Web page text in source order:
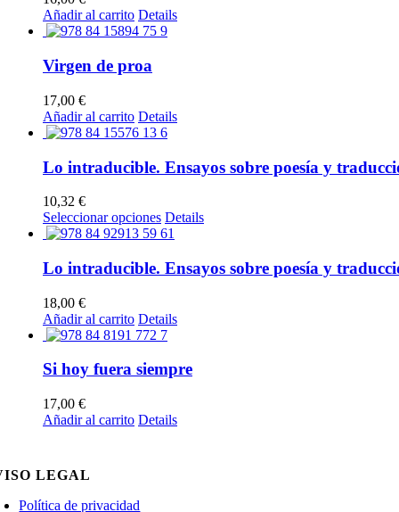
Añadir al carrito Details
Virgen de proa
17,00 €
Añadir al carrito Details
Lo intraducible. Ensayos sobre poesía y
10,32 €
Seleccionar opciones Este
producto
múltiples
variantes.
opciones
se
pueden
en
de
Details
Lo intraducible. Ensayos sobre poesía y
18,00 €
Añadir al carrito Details
Si hoy fuera siempre
17,00 €
Añadir al carrito Details
LEGAL
Política de privacidad